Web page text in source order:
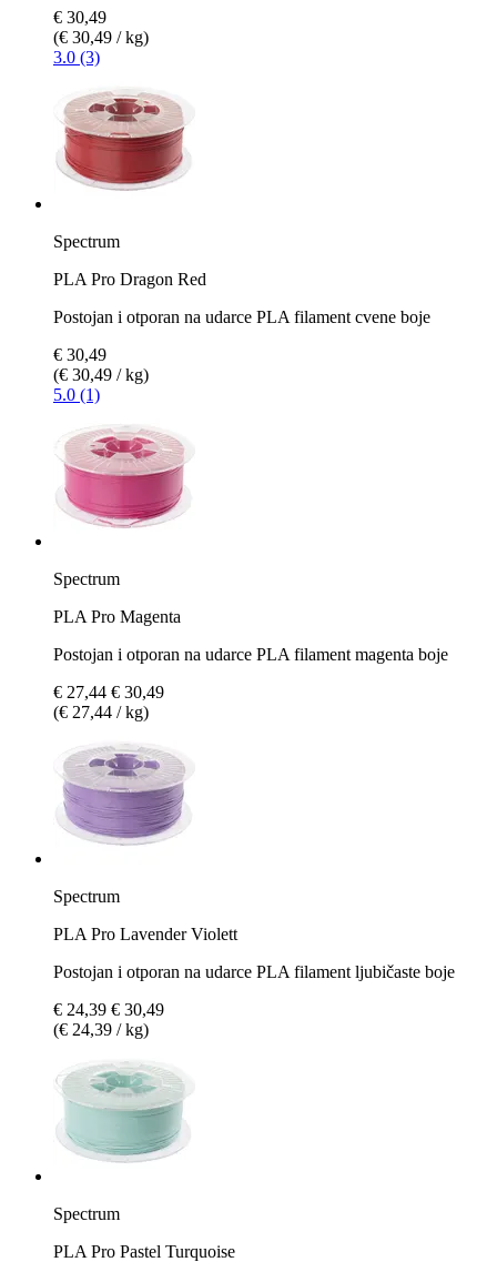
€ 30,49
(€ 30,49 / kg)
3.0 (3)
Spectrum
PLA Pro Dragon Red
Postojan i otporan na udarce PLA filament cvene boje
€ 30,49
(€ 30,49 / kg)
5.0 (1)
Spectrum
PLA Pro Magenta
Postojan i otporan na udarce PLA filament magenta boje
€ 27,44 € 30,49
(€ 27,44 / kg)
Spectrum
PLA Pro Lavender Violett
Postojan i otporan na udarce PLA filament ljubičaste boje
€ 24,39 € 30,49
(€ 24,39 / kg)
Spectrum
PLA Pro Pastel Turquoise